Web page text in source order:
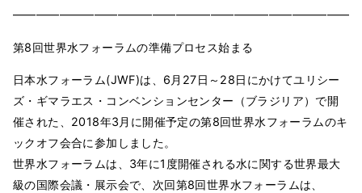
第8回世界水フォーラムの準備プロセス始まる
日本水フォーラム(JWF)は、6月27日～28日にかけてユリシー
ズ・ギマラエス・コンベンションセンター（ブラジリア）で開
催された、2018年3月に開催予定の第8回世界水フォーラムのキ
ックオフ会合に参加しました。
世界水フォーラムは、3年に1度開催される水に関する世界最大
級の国際会議・展示会で、次回第8回世界水フォーラムは、